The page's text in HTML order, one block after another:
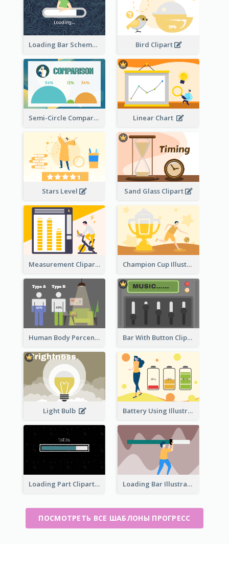
Loading Bar Schematic Diagram Bird Clipart
Semi-Circle Comparison Linear Chart
Stars Level Sand Glass Clipart
Measurement Clipart Champion Cup Illustration
Human Body Percentage Comparison Bar With Button Clipart
Light Bulb Battery Using Illustration
Loading Part Clipart Loading Bar Illustration
ПОСМОТРЕТЬ ВСЕ ШАБЛОНЫ ПРОГРЕСС